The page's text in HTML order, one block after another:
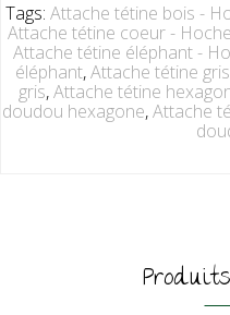
Tags: Attache tétine bois -
Attache tétine coeur -
Attache tétine éléphant -
éléphant,Attache tétine
gris,Attache tétine
doudou hexagone,Attache